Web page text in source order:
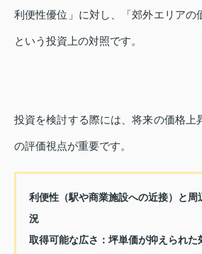
利便性優位」に対し、「郊外エリアの
という投資上の対照です。
投資を検討する際には、将来の価格上
の評価視点が重要です。
利便性（駅や商業施設への近接）と周
況
取得可能な広さ：坪単価が抑えられた